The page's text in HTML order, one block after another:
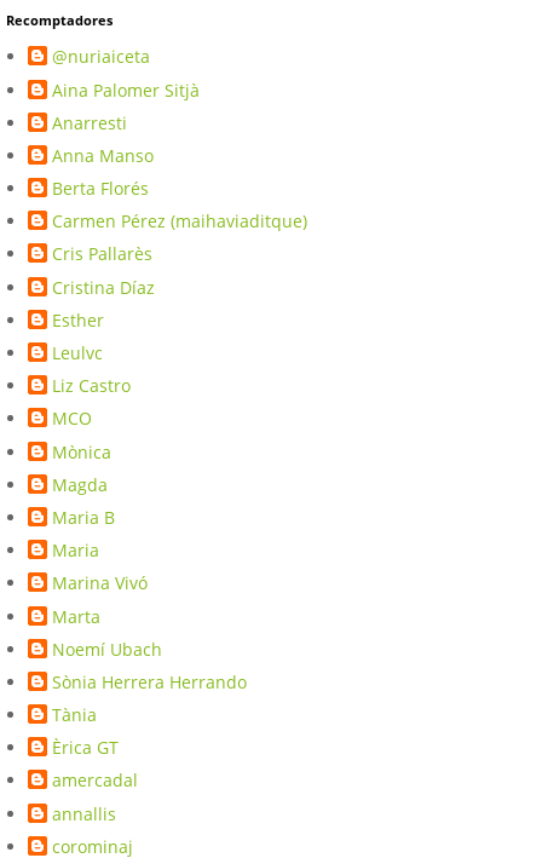
Recomptadores
@nuriaiceta
Aina Palomer Sitjà
Anarresti
Anna Manso
Berta Florés
Carmen Pérez (maihaviaditque)
Cris Pallarès
Cristina Díaz
Esther
Leulvc
Liz Castro
MCO
Mònica
Magda
Maria B
Maria
Marina Vivó
Marta
Noemí Ubach
Sònia Herrera Herrando
Tània
Èrica GT
amercadal
annallis
corominaj